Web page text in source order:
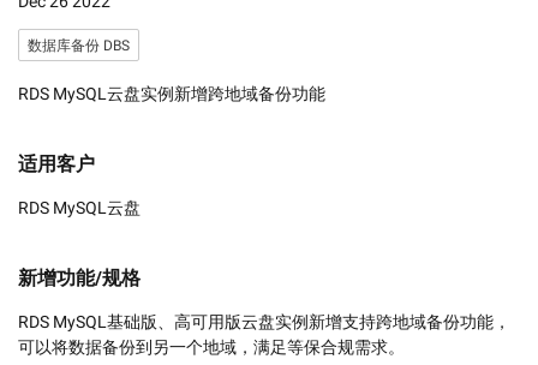
数据库备份 DBS
RDS MySQL云盘实例新增跨地域备份功能
适用客户
RDS MySQL云盘
新增功能/规格
RDS MySQL基础版、高可用版云盘实例新增支持跨地域备份功能，
可以将数据备份到另一个地域，满足等保合规需求。